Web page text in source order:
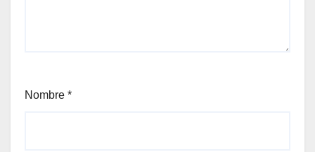
Nombre *